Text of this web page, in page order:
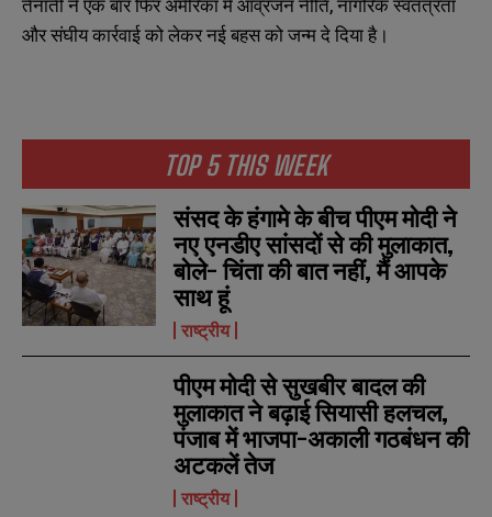
N
a
m
e
*
E
m
a
i
*
N
SUBMIT
N
a
m
e
*
E
m
a
i
*
N
SUBMIT
TOP 5 THIS WEEK
संसद के हंगामे के बीच पीएम मोदी ने
नए एनडीए सांसदों से की मुलाकात,
बोले- चिंता की बात नहीं, मैं आपके
साथ हूं
राष्ट्रीय
पीएम मोदी से सुखबीर बादल की
मुलाकात ने बढ़ाई सियासी हलचल,
पंजाब में भाजपा-अकाली गठबंधन की
अटकलें तेज
राष्ट्रीय
और संघीय कार्रवाई को लेकर नई बहस को जन्म दे दिया है।